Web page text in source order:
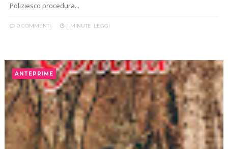
Poliziesco procedura...
0 COMMENTI 1 MINUTE LEGGI
ANTEPRIME